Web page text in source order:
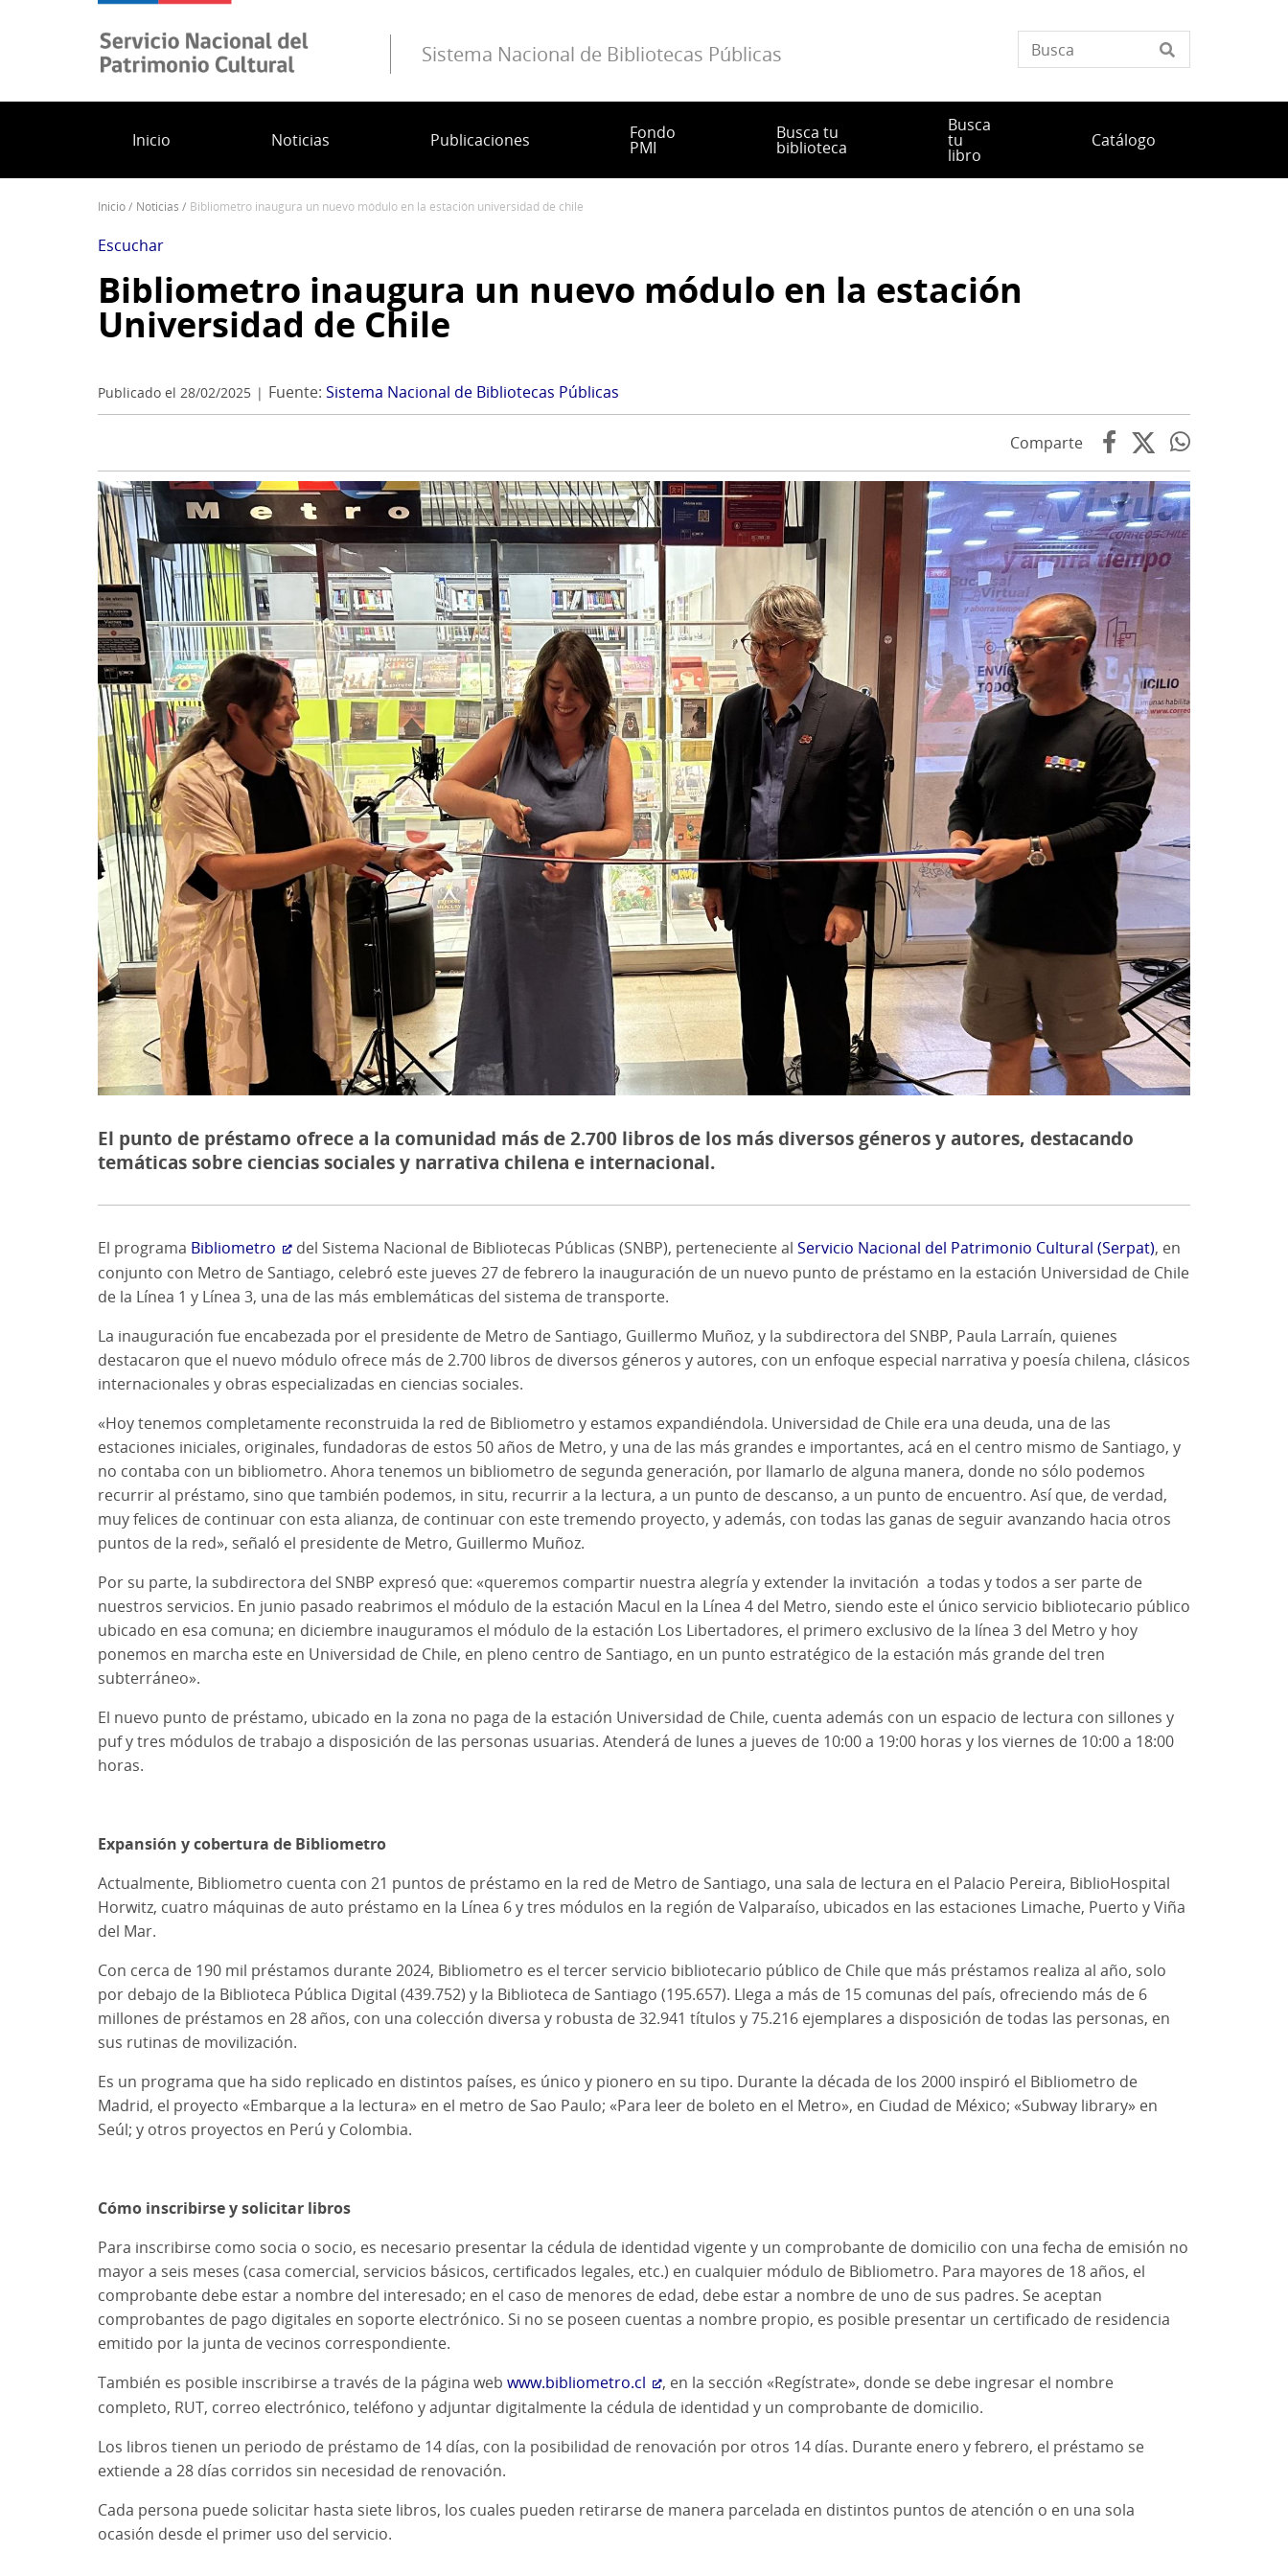
Sistema Nacional de Bibliotecas Públicas
Inicio Noticias Publicaciones Fondo
PMI
Busca tu
biblioteca
Busca
tu
libro
Catálogo
enlaces
de
ayuda
a
la
inicio noticias bibliometro inaugura un nuevo módulo en la estación universidad de chile
Escuchar
Bibliometro inaugura un nuevo módulo en la estación
Universidad de Chile
Publicado el 28/02/2025 Fuente: Sistema Nacional de Bibliotecas Públicas
Comparte
​​​​​​​El punto de préstamo ofrece a la comunidad más de 2.700 libros de los más diversos géneros y autores, destacando
temáticas sobre ciencias sociales y narrativa chilena e internacional.
El programa Bibliometro del Sistema Nacional de Bibliotecas Públicas (SNBP), perteneciente alServicio Nacional del Patrimonio Cultural (Serpat), en
conjunto con Metro de Santiago, celebró este jueves 27 de febrero la inauguración de un nuevo punto de préstamo en la estación Universidad de Chile
de la Línea 1 y Línea 3, una de las más emblemáticas del sistema de transporte.
La inauguración fue encabezada por el presidente de Metro de Santiago, Guillermo Muñoz, y la subdirectora del SNBP, Paula Larraín, quienes
destacaron que el nuevo módulo ofrece más de 2.700 libros de diversos géneros y autores, con un enfoque especial narrativa y poesía chilena, clásicos
internacionales y obras especializadas en ciencias sociales.
«Hoy tenemos completamente reconstruida la red de Bibliometro y estamos expandiéndola. Universidad de Chile era una deuda, una de las
estaciones iniciales, originales, fundadoras de estos 50 años de Metro, y una de las más grandes e importantes, acá en el centro mismo de Santiago, y
no contaba con un bibliometro. Ahora tenemos un bibliometro de segunda generación, por llamarlo de alguna manera, donde no sólo podemos
recurrir al préstamo, sino que también podemos, in situ, recurrir a la lectura, a un punto de descanso, a un punto de encuentro. Así que, de verdad,
muy felices de continuar con esta alianza, de continuar con este tremendo proyecto, y además, con todas las ganas de seguir avanzando hacia otros
puntos de la red», señaló el presidente de Metro, Guillermo Muñoz.
Por su parte, la subdirectora del SNBP expresó que: «queremos compartir nuestra alegría y extender la invitación a todas y todos a ser parte de
nuestros servicios. En junio pasado reabrimos el módulo de la estación Macul en la Línea 4 del Metro, siendo este el único servicio bibliotecario público
ubicado en esa comuna; en diciembre inauguramos el módulo de la estación Los Libertadores, el primero exclusivo de la línea 3 del Metro y hoy
ponemos en marcha este en Universidad de Chile, en pleno centro de Santiago, en un punto estratégico de la estación más grande del tren
subterráneo».
El nuevo punto de préstamo, ubicado en la zona no paga de la estación Universidad de Chile, cuenta además con un espacio de lectura con sillones y
puf y tres módulos de trabajo a disposición de las personas usuarias. Atenderá de lunes a jueves de 10:00 a 19:00 horas y los viernes de 10:00 a 18:00
horas.
Expansión y cobertura de Bibliometro
Actualmente, Bibliometro cuenta con 21 puntos de préstamo en la red de Metro de Santiago, una sala de lectura en el Palacio Pereira, BiblioHospital
Horwitz, cuatro máquinas de auto préstamo en la Línea 6 y tres módulos en la región de Valparaíso, ubicados en las estaciones Limache, Puerto y Viña
del Mar.
Con cerca de 190 mil préstamos durante 2024, Bibliometro es el tercer servicio bibliotecario público de Chile que más préstamos realiza al año, solo
por debajo de la Biblioteca Pública Digital (439.752) y la Biblioteca de Santiago (195.657). Llega a más de 15 comunas del país, ofreciendo más de 6
millones de préstamos en 28 años, con una colección diversa y robusta de 32.941 títulos y 75.216 ejemplares a disposición de todas las personas, en
sus rutinas de movilización.
Es un programa que ha sido replicado en distintos países, es único y pionero en su tipo. Durante la década de los 2000 inspiró el Bibliometro de
Madrid, el proyecto «Embarque a la lectura» en el metro de Sao Paulo; «Para leer de boleto en el Metro», en Ciudad de México; «Subway library» en
Seúl; y otros proyectos en Perú y Colombia.
Cómo inscribirse y solicitar libros
Para inscribirse como socia o socio, es necesario presentar la cédula de identidad vigente y un comprobante de domicilio con una fecha de emisión no
mayor a seis meses (casa comercial, servicios básicos, certificados legales, etc.) en cualquier módulo de Bibliometro. Para mayores de 18 años, el
comprobante debe estar a nombre del interesado; en el caso de menores de edad, debe estar a nombre de uno de sus padres. Se aceptan
comprobantes de pago digitales en soporte electrónico. Si no se poseen cuentas a nombre propio, es posible presentar un certificado de residencia
emitido por la junta de vecinos correspondiente.
También es posible inscribirse a través de la página web www.bibliometro.cl
, en la sección «Regístrate», donde se debe ingresar el nombre
completo, RUT, correo electrónico, teléfono y adjuntar digitalmente la cédula de identidad y un comprobante de domicilio.
Los libros tienen un periodo de préstamo de 14 días, con la posibilidad de renovación por otros 14 días. Durante enero y febrero, el préstamo se
extiende a 28 días corridos sin necesidad de renovación.
Cada persona puede solicitar hasta siete libros, los cuales pueden retirarse de manera parcelada en distintos puntos de atención o en una sola
ocasión desde el primer uso del servicio.